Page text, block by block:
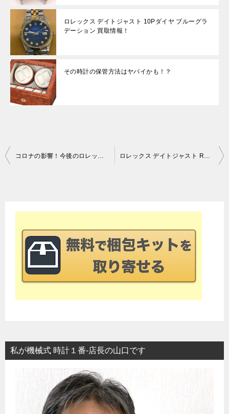
ロレックス デイトジャスト 10Pダイヤ ブルーグラ
デーション 買取情報！
その時計の保管方法はヤバイかも！？
投
コロナの影響！今後のロレックス相場の行方は！？ ロレックス デイトジャスト Ref.16014の魅力とは!?
私が機械式 時計１番-店長の山口です